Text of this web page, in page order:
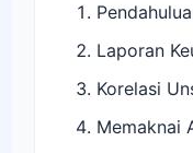
Laporan
Korelasi
Memaknai